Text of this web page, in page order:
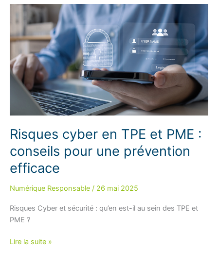
mauvaise
idée ?
Risques cyber en TPE et PME :
conseils pour une prévention
efficace
Numérique Responsable / 26 mai 2025
Risques Cyber et sécurité : qu’en est-il au sein des TPE et
PME ?
Risques
Lire la suite »